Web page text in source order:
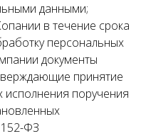
данными;
в течение срока
персональных
документы
принятие
поручения
ФЗ